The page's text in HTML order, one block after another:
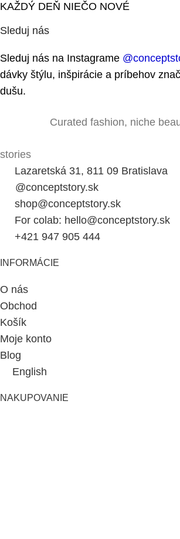
KAŽDÝ DEŇ NIEČO NOVÉ
Sleduj nás
Sleduj nás na Instagrame
dávky štýlu, inšpirácie a príbehov
dušu.
Curated fashion, niche
stories
Lazaretská 31, 811 09 Bratislava
@conceptstory.sk
shop@conceptstory.sk
For colab: hello@conceptstory.sk
+421 947 905 444
INFORMÁCIE
O nás
Obchod
Košík
Moje konto
Blog
English
NAKUPOVANIE